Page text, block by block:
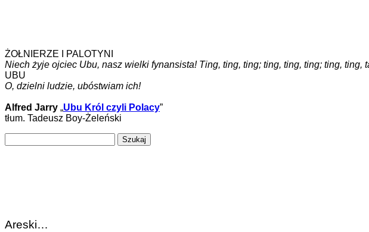
ŻOŁNIERZE I PALOTYNI
Niech żyje ojciec Ubu, nasz wielki fynansista! Ting, ting, ting; ting, ting, ting; ting, ting,
UBU
O, dzielni ludzie, ubóstwiam ich!
Alfred Jarry „Ubu Król czyli Polacy”
tłum. Tadeusz Boy-Żeleński
Areski…